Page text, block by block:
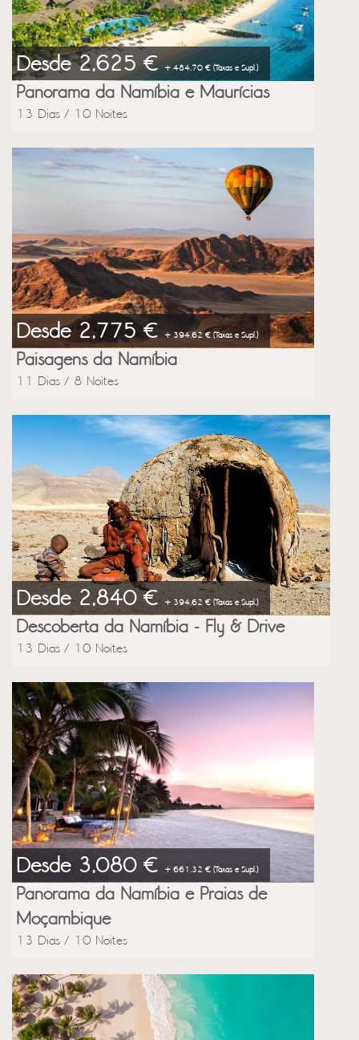
Desde 2,625 €+ 484.70 € (Taxas e Supl.)
Panorama da Namíbia e Maurícias
13 Dias / 10 Noites
Desde 2,775 €+ 394.62 € (Taxas e Supl.)
Paisagens da Namíbia
11 Dias / 8 Noites
Desde 2,840 €+ 394.62 € (Taxas e Supl.)
Descoberta da Namíbia - Fly & Drive
13 Dias / 10 Noites
Desde 3,080 € + 661.32 € (Taxas e Supl.)
Panorama da Namíbia e Praias de
Moçambique
13 Dias / 10 Noites